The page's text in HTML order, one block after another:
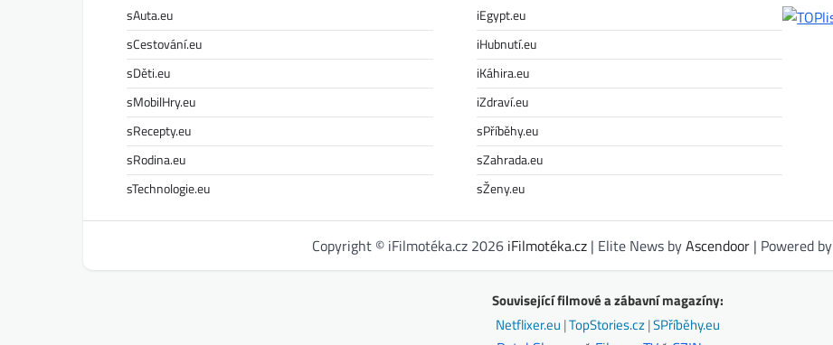
sAuta.eu
sCestování.eu
sDěti.eu
sMobilHry.eu
sRecepty.eu
sRodina.eu
sTechnologie.eu
iEgypt.eu
iHubnutí.eu
iKáhira.eu
iZdraví.eu
sPříběhy.eu
sZahrada.eu
sŽeny.eu
Copyright © iFilmotéka.cz 2026 iFilmotéka.cz| Elite News byAscendoor| Powered by
Související filmové a zábavní magazíny:
Netflixer.eu |TopStories.cz|SPříběhy.eu